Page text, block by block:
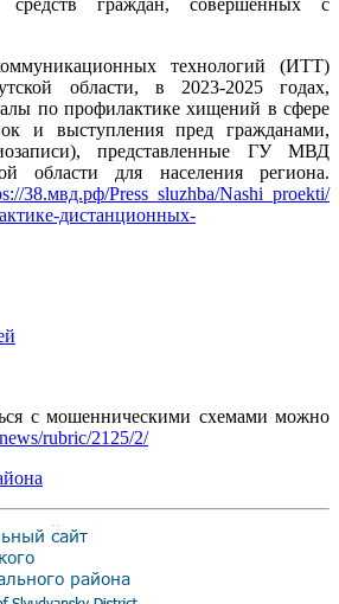
технологий (ИТТ)
области, в 2023-2025 годах,
по профилактике хищений в сфере
и выступления пред гражданами,
представленные ГУ МВД
области для населения региона.
38.мвд.рф/Press_sluzhba/Nashi_proekti/
дистанционных-
с мошенническими схемами можно
rubric/2125/2/